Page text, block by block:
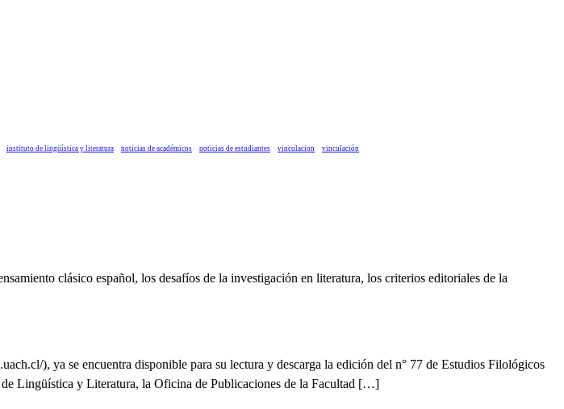
instituto de lingüística y literatura noticias de académicos noticias de estudiantes vinculacion vinculación
clásico español, los desafíos de la investigación en literatura, los criterios editoriales de la
), ya se encuentra disponible para su lectura y descarga la edición del n° 77 de Estudios Filológicos
Lingüística y Literatura, la Oficina de Publicaciones de la Facultad […]